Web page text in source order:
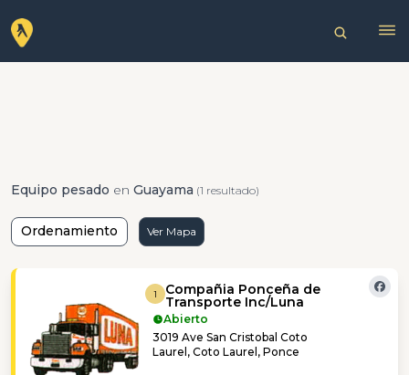
Equipo pesado en Guayama (1 resultado)
Ordenamiento Ver Mapa
1 Compañia Ponceña de
Transporte Inc/Luna
Abierto
3019 Ave San Cristobal Coto
Laurel, Coto Laurel, Ponce